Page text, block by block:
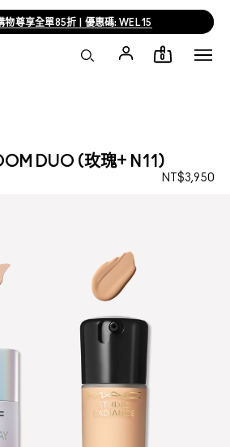
物尊享全單85折 | 優惠碼: WEL15
0
DUO (玫瑰+ N11)
NT$3,950